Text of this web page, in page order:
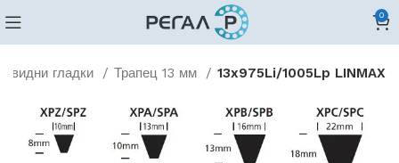
0
гладки Трапец 13 мм 13x975Li/1005Lp LINMAX